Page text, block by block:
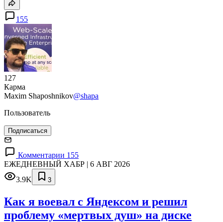
155
127
Карма
Maxim Shaposhnikov@shapa
Пользователь
Подписаться
Комментарии 155
ЕЖЕДНЕВНЫЙ ХАБР | 6 АВГ 2026
3.9K
3
Как я воевал с Яндексом и решил
проблему «мертвых душ» на диске